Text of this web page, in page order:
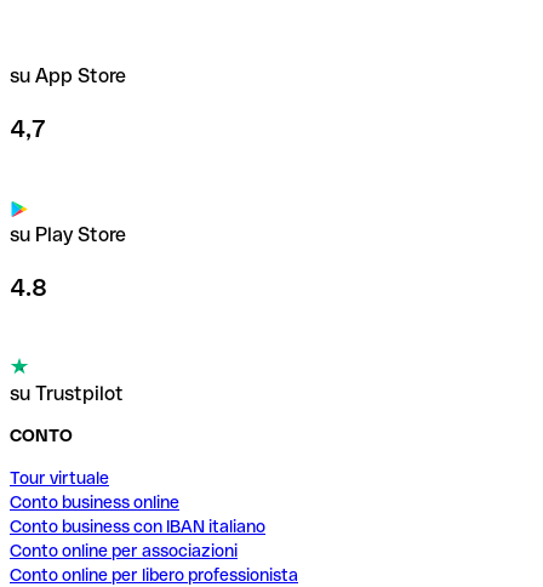
su App Store
4,7
su Play Store
4.8
su Trustpilot
CONTO
Tour virtuale
Conto business online
Conto business con IBAN italiano
Conto online per associazioni
Conto online per libero professionista